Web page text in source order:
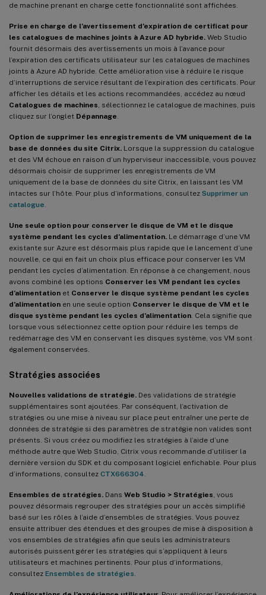
de machine prenant en charge cette fonctionnalité sont affichées.
Prise en charge de l’avertissement d’expiration de certificat pour
les catalogues de machines joints à Azure AD hybride. Web Studio
fournit désormais des avertissements un mois à l’avance pour
l’expiration des certificats utilisateur sur les catalogues de machines
joints à Azure AD hybride. Cette amélioration vise à réduire le risque
d’interruptions de service résultant de l’expiration des certificats. Pour
afficher les détails et les actions recommandées, accédez au nœud
Catalogues de machines , sélectionnez le catalogue de machines, puis
cliquez sur l’onglet Dépannage
Option de supprimer les enregistrements de VM uniquement de la
base de données du site Citrix. Lorsque la suppression du catalogue
et des VM échoue en raison d’un hyperviseur inaccessible, vous pouvez
désormais choisir de supprimer les enregistrements de VM
uniquement de la base de données du site Citrix, en laissant les VM
intactes sur l’hôte. Pour plus d’informations, consultez Supprimer un
catalogue
Une seule option pour conserver le disque de VM et le disque
système pendant les cycles d’alimentation. Le démarrage d’une VM
existante sur Azure est désormais plus rapide que le lancement d’une
nouvelle, ce qui en fait un choix plus efficace pour conserver les VM
pendant les cycles d’alimentation. En réponse à ce changement, nous
avons combiné les options Conserver les VM pendant les cycles
d’alimentation et Conserver le disque système pendant les cycles
d’alimentation en une seule option Conserver le disque de VM et le
disque système pendant les cycles d’alimentation . Cela signifie que
lorsque vous sélectionnez cette option pour réduire les temps de
redémarrage des VM en conservant les disques système, vos VM sont
également conservées.
Stratégies associées
Nouvelles validations de stratégie. Des validations de stratégie
supplémentaires sont ajoutées. Par conséquent, l’activation de
stratégies ou une mise à niveau sur place peut entraîner une perte de
données de stratégie si des paramètres de stratégie non valides sont
présents. Si vous créez ou modifiez les stratégies à l’aide d’une
méthode autre que Web Studio, Citrix vous recommande d’utiliser la
dernière version du SDK et du composant logiciel enfichable. Pour plus
d’informations, consultez CTX666304
Ensembles de stratégies. Dans Web Studio > Stratégies , vous
pouvez désormais regrouper des stratégies pour un accès simplifié
basé sur les rôles à l’aide d’ensembles de stratégies. Vous pouvez
ensuite attribuer des étendues et des groupes de mise à disposition à
vos ensembles de stratégies afin que seuls les administrateurs
autorisés puissent gérer les stratégies qui s’appliquent à leurs
utilisateurs et machines pertinents. Pour plus d’informations,
consultez Ensembles de stratégies